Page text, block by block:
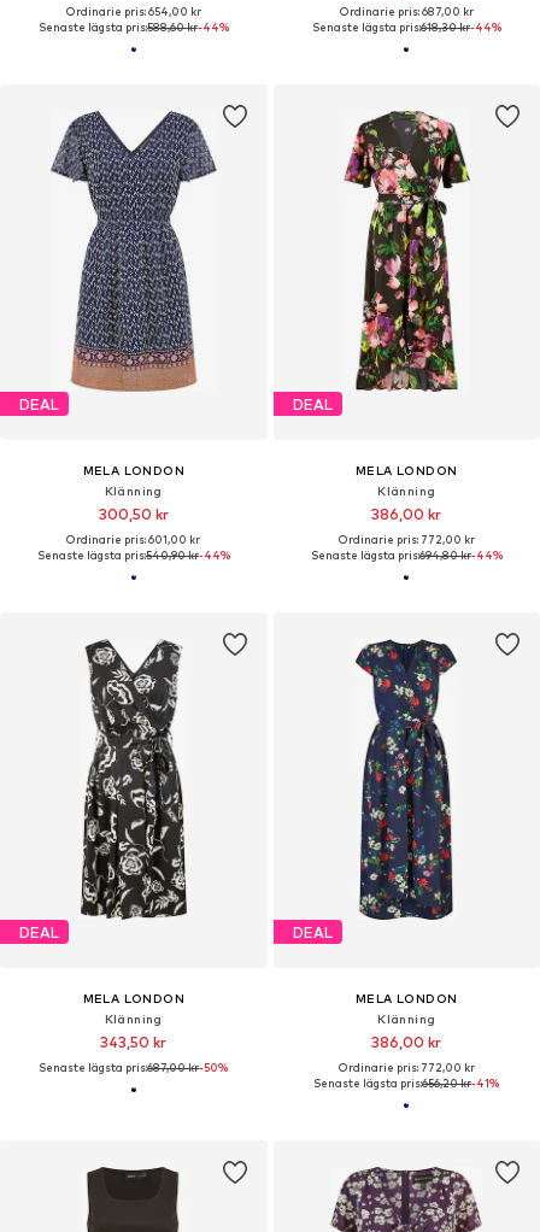
Ordinarie pris: 654,00 kr
Senaste lägsta pris:588,60 kr-44%
Ordinarie pris: 687,00 kr
Senaste lägsta pris:618,30 kr-44%
DEAL
MELA LONDON
Klänning
300,50 kr
Ordinarie pris: 601,00 kr
Senaste lägsta pris:540,90 kr-44%
DEAL
MELA LONDON
Klänning
386,00 kr
Ordinarie pris: 772,00 kr
Senaste lägsta pris:694,80 kr-44%
DEAL
MELA LONDON
Klänning
343,50 kr
Senaste lägsta pris:687,00 kr-50%
DEAL
MELA LONDON
Klänning
386,00 kr
Ordinarie pris: 772,00 kr
Senaste lägsta pris:656,20 kr-41%